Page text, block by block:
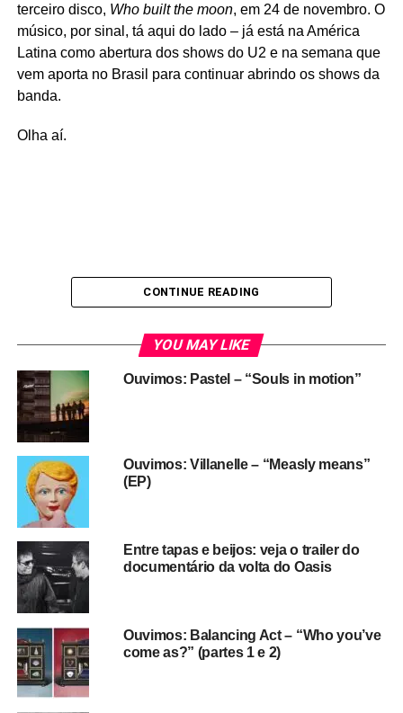
terceiro disco, Who built the moon, em 24 de novembro. O
músico, por sinal, tá aqui do lado – já está na América
Latina como abertura dos shows do U2 e na semana que
vem aporta no Brasil para continuar abrindo os shows da
banda.
Olha aí.
A música, como a gente falou (e mais uma porrada de
sites, vá lá, mas acho que o POP FANTASMA se
aprofundou bastante no assunto) teve seu riffzinho de
flauta sampleado de uma canção de uma banda obscura
dos anos 1960. ÉChewing gum kid, da banda de
bubblegum pop
single e umas músicas perdidas e desapareceu. O
CONTINUE READING
YOU MAY LIKE
Ouvimos: Pastel – “Souls in motion”
Ouvimos: Villanelle – “Measly means”
(EP)
Entre tapas e beijos: veja o trailer do
documentário da volta do Oasis
Ouvimos: Balancing Act – “Who you’ve
come as?” (partes 1 e 2)